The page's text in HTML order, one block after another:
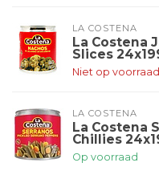
LA COSTENA
La Costena
Slices
Niet op voorraad
LA COSTENA
La Costena
Chillies
Op voorraad